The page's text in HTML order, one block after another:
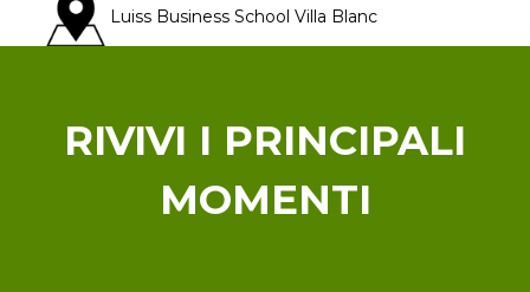
Luiss Business School Villa Blanc
RIVIVI I PRINCIPALI
MOMENTI